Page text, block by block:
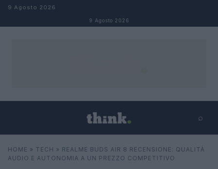
Salta al contenuto
9 Agosto 2026
9 Agosto 2026
⌕
Cerca ⌕ ×
HOME » TECH » REALME BUDS AIR 8 RECENSIONE: QUALITÀ
AUDIO E AUTONOMIA A UN PREZZO COMPETITIVO